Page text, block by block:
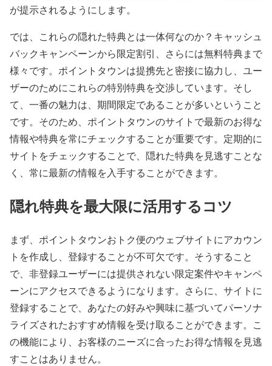
が提示されるようにします。
では、これらの隠れた特典とは一体何なのか？キャッシュ
バックキャンペーンから限定割引、さらには無料特典まで
様々です。ポイントタウンは提携先と密接に協力し、ユー
ザーのためにこれらの特別特典を交渉しています。そし
て、一番の魅力は、期間限定であることが多いということ
です。そのため、ポイントタウンのサイトで最新のお得な
情報や特典を常にチェックすることが重要です。定期的に
サイトをチェックすることで、隠れた特典を見逃すことな
く、常に最新の情報を入手することができます。
隠れ特典を最大限に活用するコツ
まず、ポイントタウンおトク便のウェブサイトにアカウン
トを作成し、登録することが不可欠です。そうすること
で、非登録ユーザーには提供されない限定案件やキャンペ
ーンにアクセスできるようになります。さらに、サイトに
登録することで、あなたの好みや興味に基づいてパーソナ
ライズされたおすすめ情報を受け取ることができます。こ
の機能により、お客様のニーズに合ったお得な情報を見逃
すことはありません。